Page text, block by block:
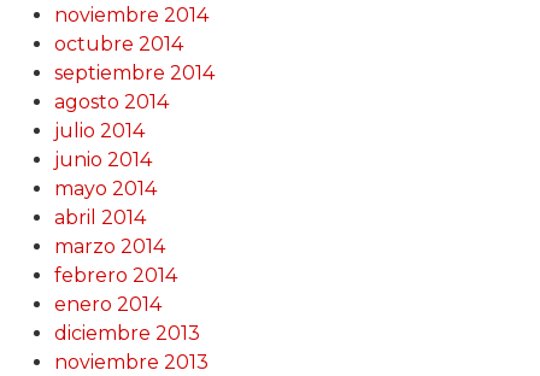
noviembre 2014
octubre 2014
septiembre 2014
agosto 2014
julio 2014
junio 2014
mayo 2014
abril 2014
marzo 2014
febrero 2014
enero 2014
diciembre 2013
noviembre 2013